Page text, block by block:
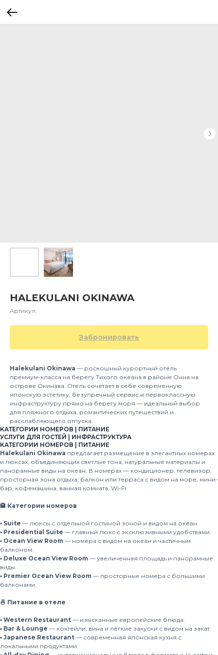
HALEKULANI OKINAWA
Артикул:
Забронировать
Halekulani Okinawa — роскошный курортный отель
премиум-класса на берегу Тихого океана в районе Онна на
острове Окинава. Отель сочетает в себе современную
японскую эстетику, безупречный сервис и первоклассную
инфраструктуру прямо на берегу моря — идеальный выбор
для пляжного отдыха, романтических путешествий и
расслабляющего отпуска.
КАТЕГОРИИ НОМЕРОВ | ПИТАНИЕ
УСЛУГИ ДЛЯ ГОСТЕЙ | ИНФРАСТРУКТУРА
КАТЕГОРИИ НОМЕРОВ | ПИТАНИЕ
Halekulani Okinawa предлагает размещение в элегантных номерах
и люксах, объединяющих светлые тона, натуральные материалы и
панорамные виды на океан. В номерах — кондиционер, телевизор,
просторная зона отдыха, балкон или терраса с видом на море, мини-
бар, кофемашина, ванная комната, Wi-Fi.
🏨 Категории номеров
▪️ Suite — люксы с отдельной гостиной зоной и видом на океан.
▪️ Presidential Suite — главный люкс с эксклюзивными удобствами.
▪️ Ocean View Room — номера с видом на океан и частичным
балконом.
▪️ Deluxe Ocean View Room — увеличенная площадь и панорамные
виды.
▪️ Premier Ocean View Room — просторные номера с большими
балконами.
🍜 Питание в отеле
▪️ Western Restaurant — изысканные европейские блюда.
▪️ Bar & Lounge — коктейли, вина и лёгкие закуски с видом на закат.
▪️ Japanese Restaurant — современная японская кухня с
локальными продуктами.